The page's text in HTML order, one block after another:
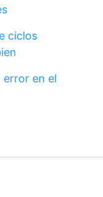
ciclos
error en el